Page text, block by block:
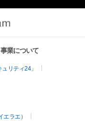
ます。
ます。
業について
リティ24」
ラエ）